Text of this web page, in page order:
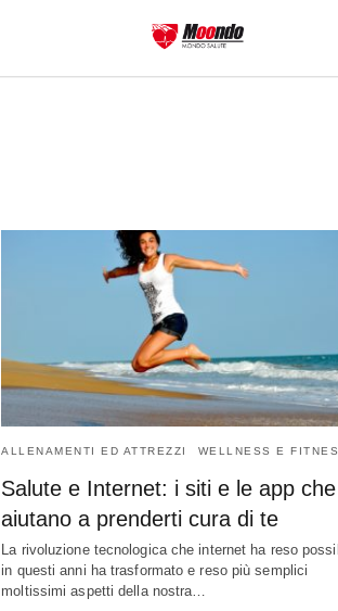
ALLENAMENTI ED ATTREZZI WELLNESS E
Salute e Internet: i siti e le app
aiutano a prenderti cura di te
La rivoluzione tecnologica che internet ha reso
in questi anni ha trasformato e reso più semplici
moltissimi aspetti della nostra…